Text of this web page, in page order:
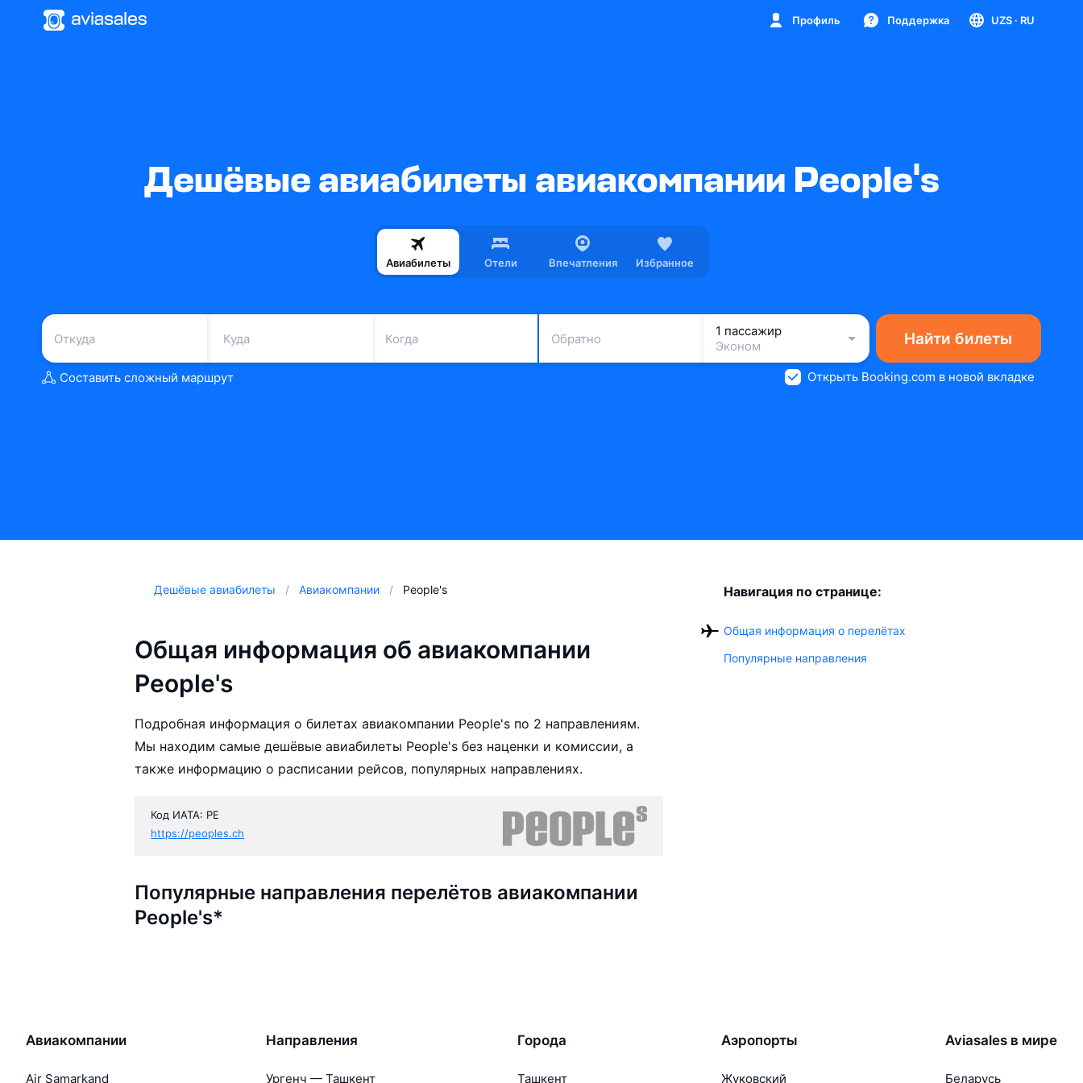
Профиль Поддержка UZS · RU
Дешёвые авиабилеты авиакомпании People's
Авиабилеты Отели Впечатления Избранное
Когда Обратно
1 пассажир
Эконом
Найти билеты
Составить сложный маршрут Открыть Booking.com в новой вкладке
Дешёвые авиабилеты Авиакомпании People's
Общая информация об авиакомпании
People's
Подробная информация о билетах авиакомпании People's по 2 направлениям.
Мы находим самые дешёвые авиабилеты People's без наценки и комиссии, а
также информацию о расписании рейсов, популярных направлениях.
Код ИАТА: PE
https://peoples.ch
Популярные направления перелётов авиакомпании
People's*
Навигация по странице:
Общая информация о перелётах
Популярные направления
Авиакомпании
Air Samarkand
Направления
Ургенч — Ташкент
Города
Ташкент
Аэропорты
Жуковский
Aviasales в мире
Беларусь